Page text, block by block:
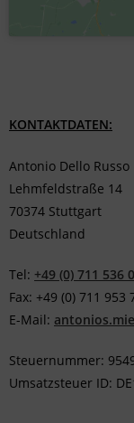
KONTAKTDATEN:
Antonio Dello Russo
Lehmfeldstraße 14
70374 Stuttgart
Deutschland
Tel: +49 (0) 711 536
Fax: +49 (0) 711 953
E-Mail:
Steuernummer:
Umsatzsteuer ID: